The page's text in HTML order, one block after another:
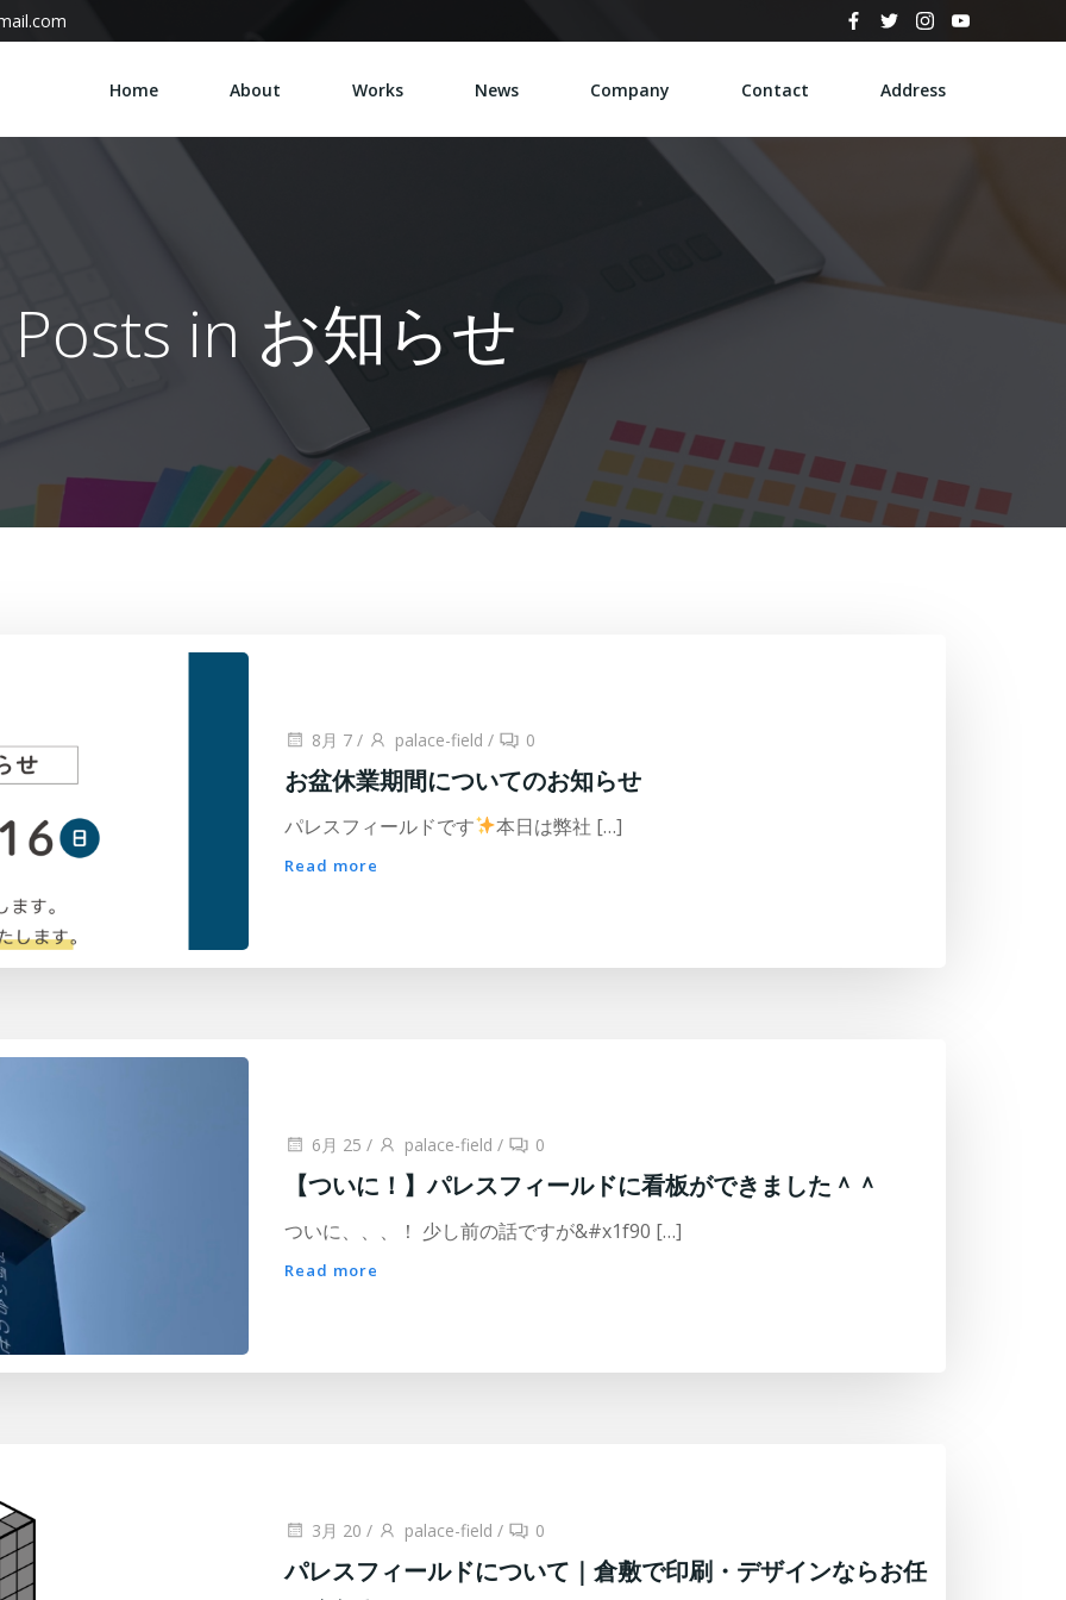
Home About Works News Company Contact Address
Posts in お知らせ
8月 7 / palace-field / 0
お盆休業期間についてのお知らせ
パレスフィールドです 本日は弊社 […]
Read more
6月 25 / palace-field / 0
【ついに！】パレスフィールドに看板ができました＾＾
ついに、、、！ 少し前の話ですが&#x1f90 […]
Read more
3月 20 / palace-field / 0
パレスフィールドについて｜倉敷で印刷・デザインならお任